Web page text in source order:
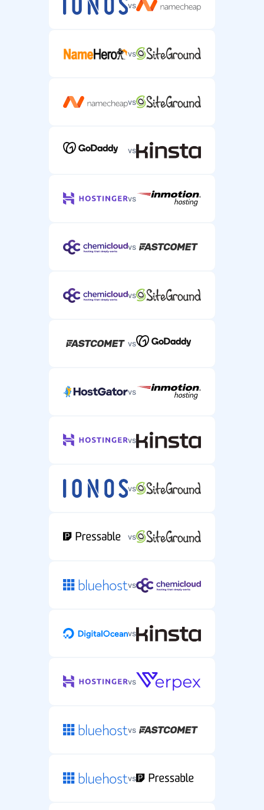
Live chat -tuki
Reaaliaikainen chat-tuki kiireellisiin palvelinongelmiin.
Puhelintuki monimutkaisiin
palvelinwebhotelliongelmiin.
vs
vs
vs
vs
vs
vs
vs
vs
vs
vs
vs
vs
vs
vs
vs
vs
vs